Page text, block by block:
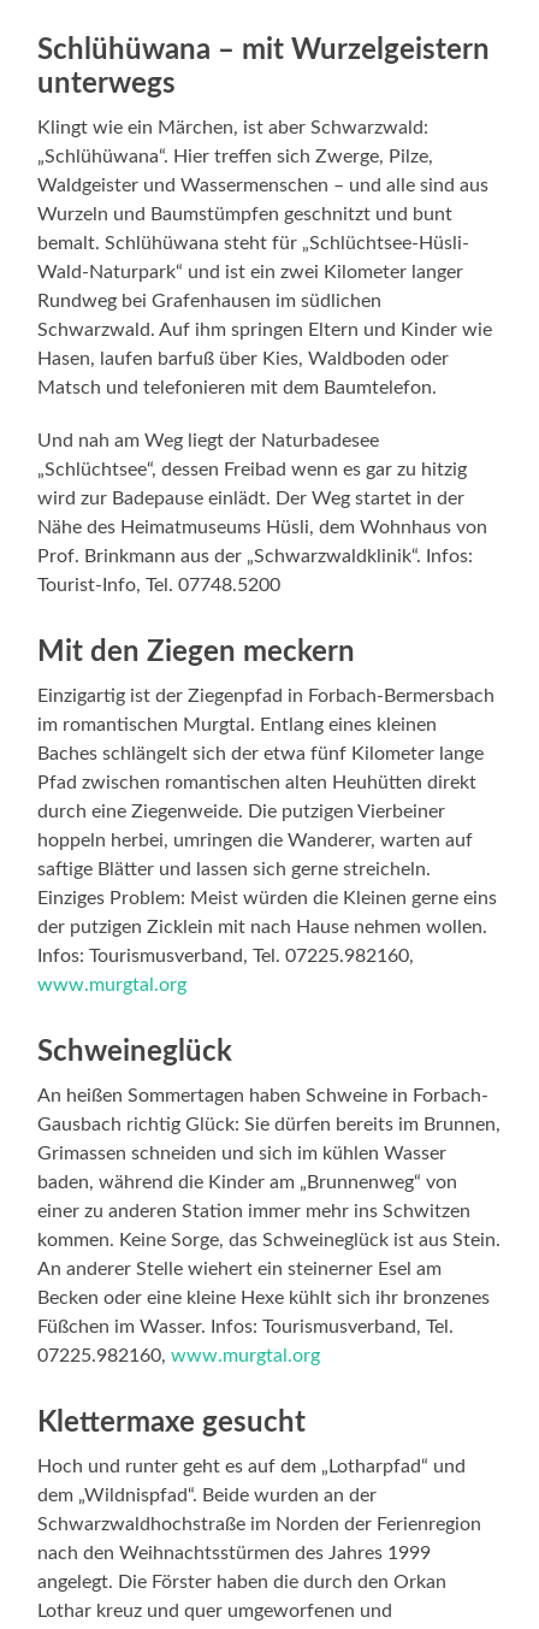
Schlühüwana – mit Wurzelgeistern
unterwegs
Klingt wie ein Märchen, ist aber Schwarzwald:
„Schlühüwana“. Hier treffen sich Zwerge, Pilze,
Waldgeister und Wassermenschen – und alle sind aus
Wurzeln und Baumstümpfen geschnitzt und bunt
bemalt. Schlühüwana steht für „Schlüchtsee-Hüsli-
Wald-Naturpark“ und ist ein zwei Kilometer langer
Rundweg bei Grafenhausen im südlichen
Schwarzwald. Auf ihm springen Eltern und Kinder wie
Hasen, laufen barfuß über Kies, Waldboden oder
Matsch und telefonieren mit dem Baumtelefon.
Und nah am Weg liegt der Naturbadesee
„Schlüchtsee“, dessen Freibad wenn es gar zu hitzig
wird zur Badepause einlädt. Der Weg startet in der
Nähe des Heimatmuseums Hüsli, dem Wohnhaus von
Prof. Brinkmann aus der „Schwarzwaldklinik“. Infos:
Tourist-Info, Tel. 07748.5200
Mit den Ziegen meckern
Einzigartig ist der Ziegenpfad in Forbach-Bermersbach
im romantischen Murgtal. Entlang eines kleinen
Baches schlängelt sich der etwa fünf Kilometer lange
Pfad zwischen romantischen alten Heuhütten direkt
durch eine Ziegenweide. Die putzigen Vierbeiner
hoppeln herbei, umringen die Wanderer, warten auf
saftige Blätter und lassen sich gerne streicheln.
Einziges Problem: Meist würden die Kleinen gerne eins
der putzigen Zicklein mit nach Hause nehmen wollen.
Infos: Tourismusverband, Tel. 07225.982160,
www.murgtal.org
Schweineglück
An heißen Sommertagen haben Schweine in Forbach-
Gausbach richtig Glück: Sie dürfen bereits im Brunnen,
Grimassen schneiden und sich im kühlen Wasser
baden, während die Kinder am „Brunnenweg“ von
einer zu anderen Station immer mehr ins Schwitzen
kommen. Keine Sorge, das Schweineglück ist aus Stein.
An anderer Stelle wiehert ein steinerner Esel am
Becken oder eine kleine Hexe kühlt sich ihr bronzenes
Füßchen im Wasser. Infos: Tourismusverband, Tel.
07225.982160,www.murgtal.org
Klettermaxe gesucht
Hoch und runter geht es auf dem „Lotharpfad“ und
dem „Wildnispfad“. Beide wurden an der
Schwarzwaldhochstraße im Norden der Ferienregion
nach den Weihnachtsstürmen des Jahres 1999
angelegt. Die Förster haben die durch den Orkan
Lothar kreuz und quer umgeworfenen und